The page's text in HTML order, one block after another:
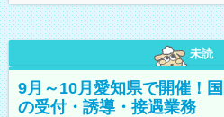
未読
9月～10月愛知県で開催！
の受付・誘導・接遇業務